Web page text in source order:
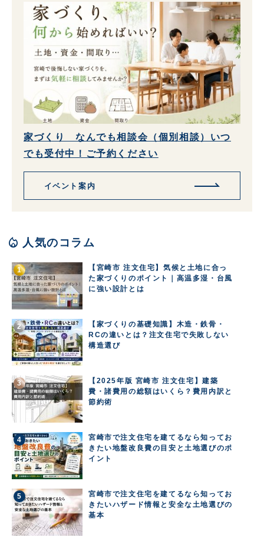
家づくり なんでも相談会（個別相談）いつ
でも受付中！ご予約ください
イベント案内
local_fire_department 人気のコラム
【宮崎市 注文住宅】気候と土地に合っ
た家づくりのポイント｜高温多湿・台風
に強い設計とは
【家づくりの基礎知識】木造・鉄骨・
RCの違いとは？注文住宅で失敗しない
構造選び
【2025年版 宮崎市 注文住宅】建築
費・諸費用の総額はいくら？費用内訳と
節約術
宮崎市で注文住宅を建てるなら知ってお
きたい地盤改良費の目安と土地選びのポ
イント
宮崎市で注文住宅を建てるなら知ってお
きたいハザード情報と安全な土地選びの
基本